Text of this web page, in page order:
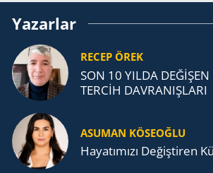
Yazarlar
RECEP ÖREK
SON 10 YILDA DEĞİŞEN
TERCİH DAVRANIŞLARI
ASUMAN KÖSEOĞLU
Ha­ya­tı­mı­zı De­ğiş­ti­ren